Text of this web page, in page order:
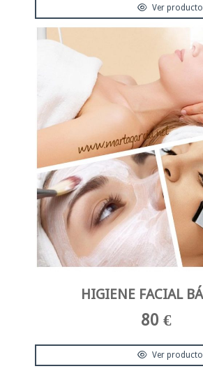
Ver producto
HIGIENE FACIAL
80 €
Ver producto